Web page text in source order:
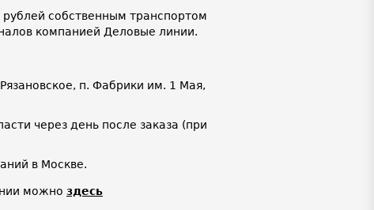
рублей собственным транспортом
компанией Деловые линии.
п. Фабрики им. 1 Мая,
через день после заказа (при
в Москве.
можно здесь